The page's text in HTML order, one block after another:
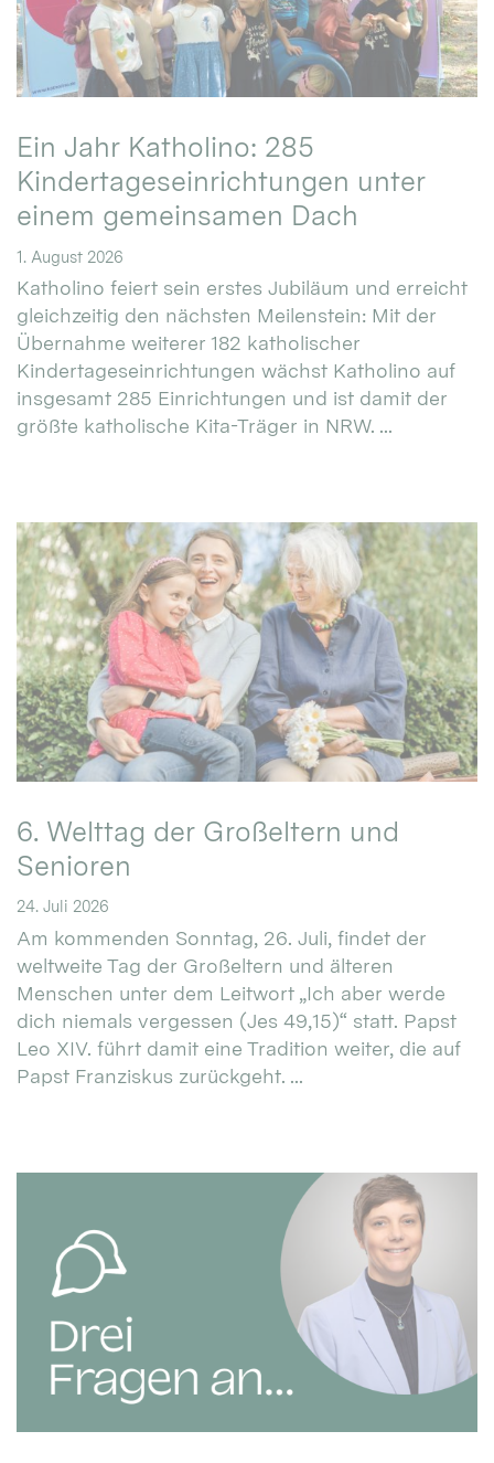
Ein Jahr Katholino: 285
Kindertageseinrichtungen unter
einem gemeinsamen Dach
1. August 2026
Katholino feiert sein erstes Jubiläum und erreicht
gleichzeitig den nächsten Meilenstein: Mit der
Übernahme weiterer 182 katholischer
Kindertageseinrichtungen wächst Katholino auf
insgesamt 285 Einrichtungen und ist damit der
größte katholische Kita-Träger in NRW. ...
6. Welttag der Großeltern und
Senioren
24. Juli 2026
Am kommenden Sonntag, 26. Juli, findet der
weltweite Tag der Großeltern und älteren
Menschen unter dem Leitwort „Ich aber werde
dich niemals vergessen (Jes 49,15)“ statt. Papst
Leo XIV. führt damit eine Tradition weiter, die auf
Papst Franziskus zurückgeht. ...